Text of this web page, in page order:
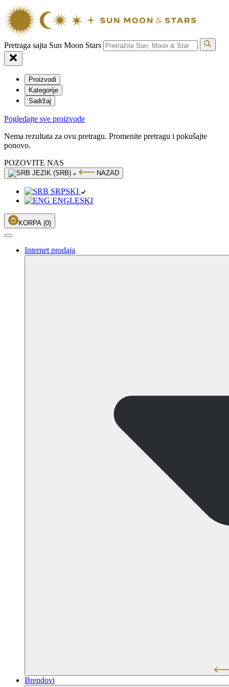
Pretraga sajta Sun Moon Stars
Proizvodi
Kategorije
Sadržaj
Pogledajte sve proizvode
Nema rezultata za ovu pretragu. Promenite pretragu i pokušajte
ponovo.
POZOVITE NAS
JEZIK (SRB) NAZAD
SRPSKI
ENGLESKI
KORPA (0)
Internet prodaja
Brendovi